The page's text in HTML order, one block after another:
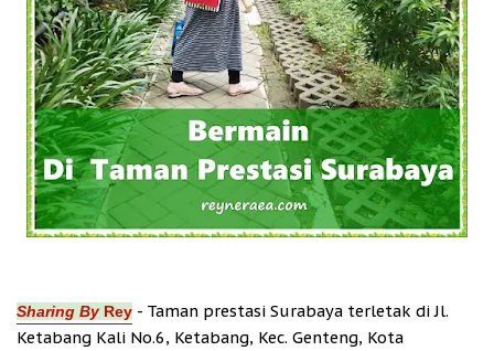
Sharing By Rey - Taman prestasi Surabaya terletak di Jl.
Ketabang Kali No.6, Ketabang, Kec. Genteng, Kota